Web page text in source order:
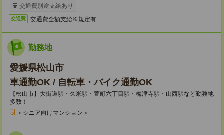
交通費別途支給あり
交通費 交通費全額支給※規定有
勤務地
愛媛県松山市
車通勤OK / 自転車・バイク通勤OK
【松山市】大街道駅・久米駅・萱町六丁目駅・梅津寺駅・山西駅など勤務地
多数！
＜シニア向けマンション＞